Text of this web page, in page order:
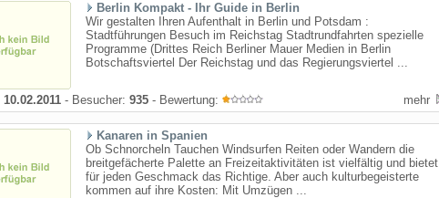
Berlin Kompakt - Ihr Guide in Berlin
Wir gestalten Ihren Aufenthalt in Berlin und Potsdam :
Stadtführungen Besuch im Reichstag Stadtrundfahrten spezielle
Programme (Drittes Reich Berliner Mauer Medien in Berlin
Botschaftsviertel Der Reichstag und das Regierungsviertel ...
10.02.2011 - Besucher: 935 - Bewertung: mehr
Kanaren in Spanien
Ob Schnorcheln Tauchen Windsurfen Reiten oder Wandern die
breitgefächerte Palette an Freizeitaktivitäten ist vielfältig und bietet
für jeden Geschmack das Richtige. Aber auch kulturbegeisterte
kommen auf ihre Kosten: Mit Umzügen ...